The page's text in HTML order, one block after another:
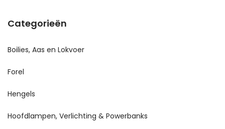
Categorieën
Boilies, Aas en Lokvoer
Forel
Hengels
Hoofdlampen, Verlichting & Powerbanks